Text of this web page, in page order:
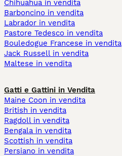
Chihuahua in vendita
Barboncino in vendita
Labrador in vendita
Pastore Tedesco in vendita
Bouledogue Francese in vendita
Jack Russell in vendita
Maltese in vendita
Gatti e Gattini in Vendita
Maine Coon in vendita
British in vendita
Ragdoll in vendita
Bengala in vendita
Scottish in vendita
Persiano in vendita